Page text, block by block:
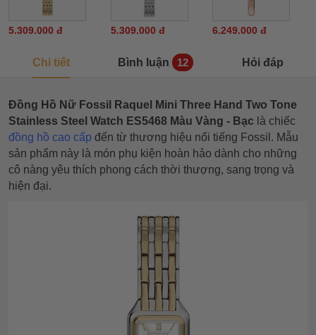
5.309.000 đ 5.309.000 đ 6.249.000 đ
Chi tiết Bình luận 12 Hỏi đáp
Đồng Hồ Nữ Fossil Raquel Mini Three Hand Two Tone
Stainless Steel Watch ES5468 Màu Vàng - Bạc là chiếc
đồng hồ cao cấp đến từ thương hiệu nổi tiếng Fossil. Mẫu
sản phẩm này là món phụ kiện hoàn hảo dành cho những
cô nàng yêu thích phong cách thời thượng, sang trọng và
hiện đại.